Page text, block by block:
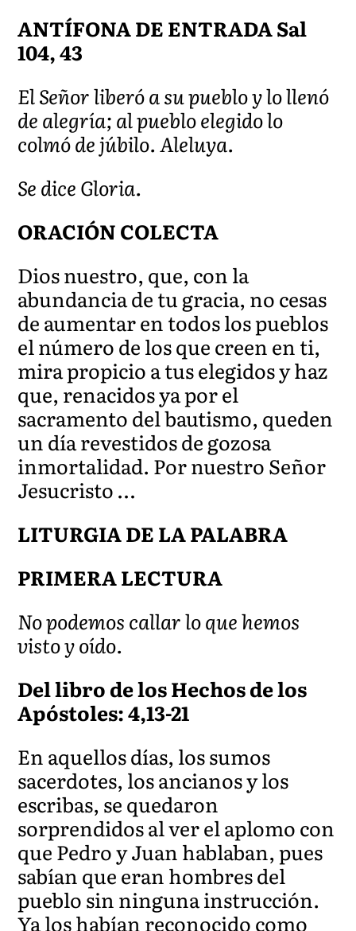
ANTÍFONA DE ENTRADA Sal
104, 43
El Señor liberó a su pueblo y lo llenó
de alegría; al pueblo elegido lo
colmó de júbilo. Aleluya.
Se dice Gloria.
ORACIÓN COLECTA
Dios nuestro, que, con la
abundancia de tu gracia, no cesas
de aumentar en todos los pueblos
el número de los que creen en ti,
mira propicio a tus elegidos y haz
que, renacidos ya por el
sacramento del bautismo, queden
un día revestidos de gozosa
inmortalidad. Por nuestro Señor
Jesucristo …
LITURGIA DE LA PALABRA
PRIMERA LECTURA
No podemos callar lo que hemos
visto y oído.
Del libro de los Hechos de los
Apóstoles: 4,13-21
En aquellos días, los sumos
sacerdotes, los ancianos y los
escribas, se quedaron
sorprendidos al ver el aplomo con
que Pedro y Juan hablaban, pues
sabían que eran hombres del
pueblo sin ninguna instrucción.
Ya los habían reconocido como